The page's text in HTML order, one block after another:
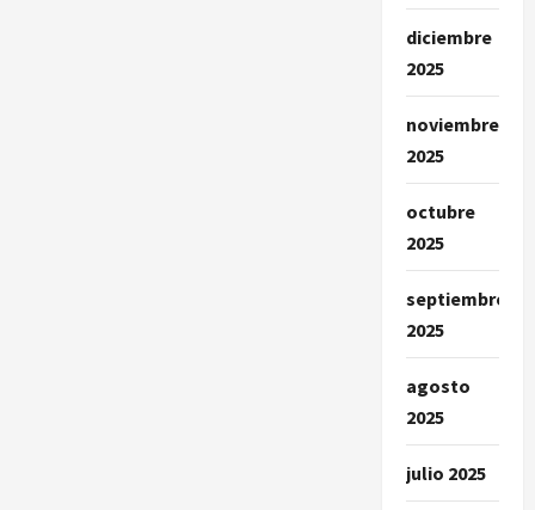
diciembre
2025
noviembre
2025
octubre
2025
septiembre
2025
agosto
2025
julio 2025